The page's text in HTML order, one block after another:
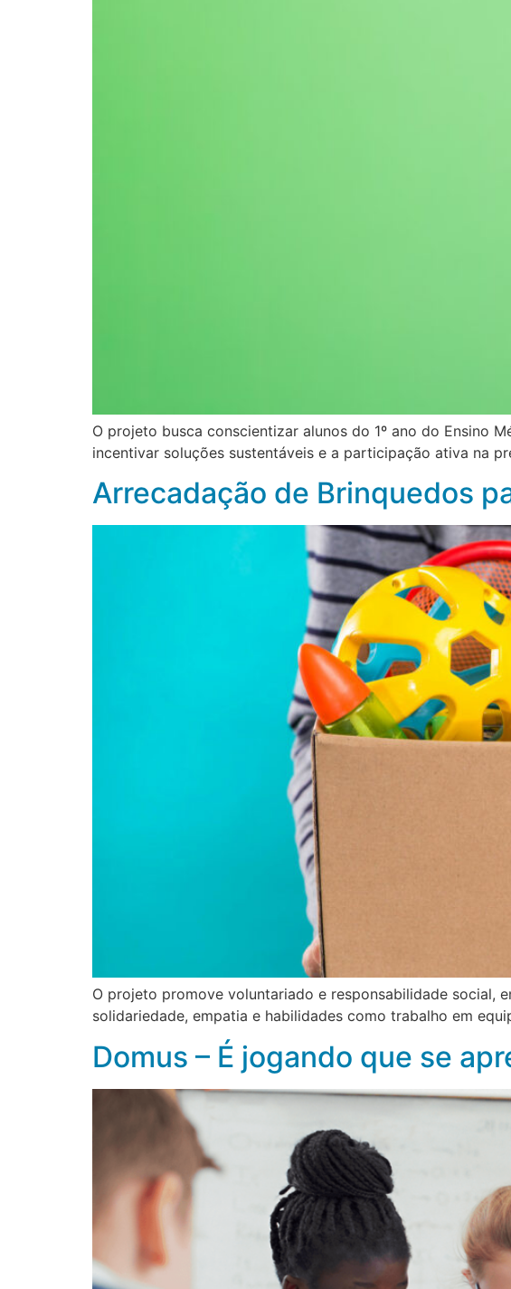
O projeto busca conscientizar alunos do 1º ano do Ensino
incentivar soluções sustentáveis e a participação ativa na
Arrecadação de Brinquedos
O projeto promove voluntariado e responsabilidade social,
solidariedade, empatia e habilidades como trabalho em
Domus – É jogando que se